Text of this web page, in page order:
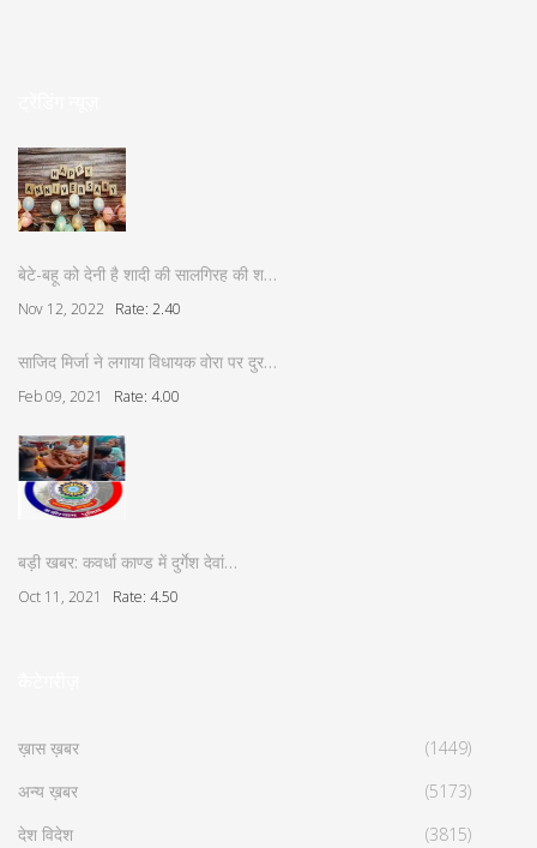
बेटे-बहू को देनी है शादी की सालगिरह की श…
Nov 12, 2022 Rate: 2.40
साजिद मिर्जा ने लगाया विधायक वोरा पर दुर…
Feb 09, 2021 Rate: 4.00
बड़ी खबर: कवर्धा काण्ड में दुर्गेश देवां…
Oct 11, 2021 Rate: 4.50
ख़ास ख़बर
(1449)
अन्य ख़बर
(5173)
देश विदेश
(3815)